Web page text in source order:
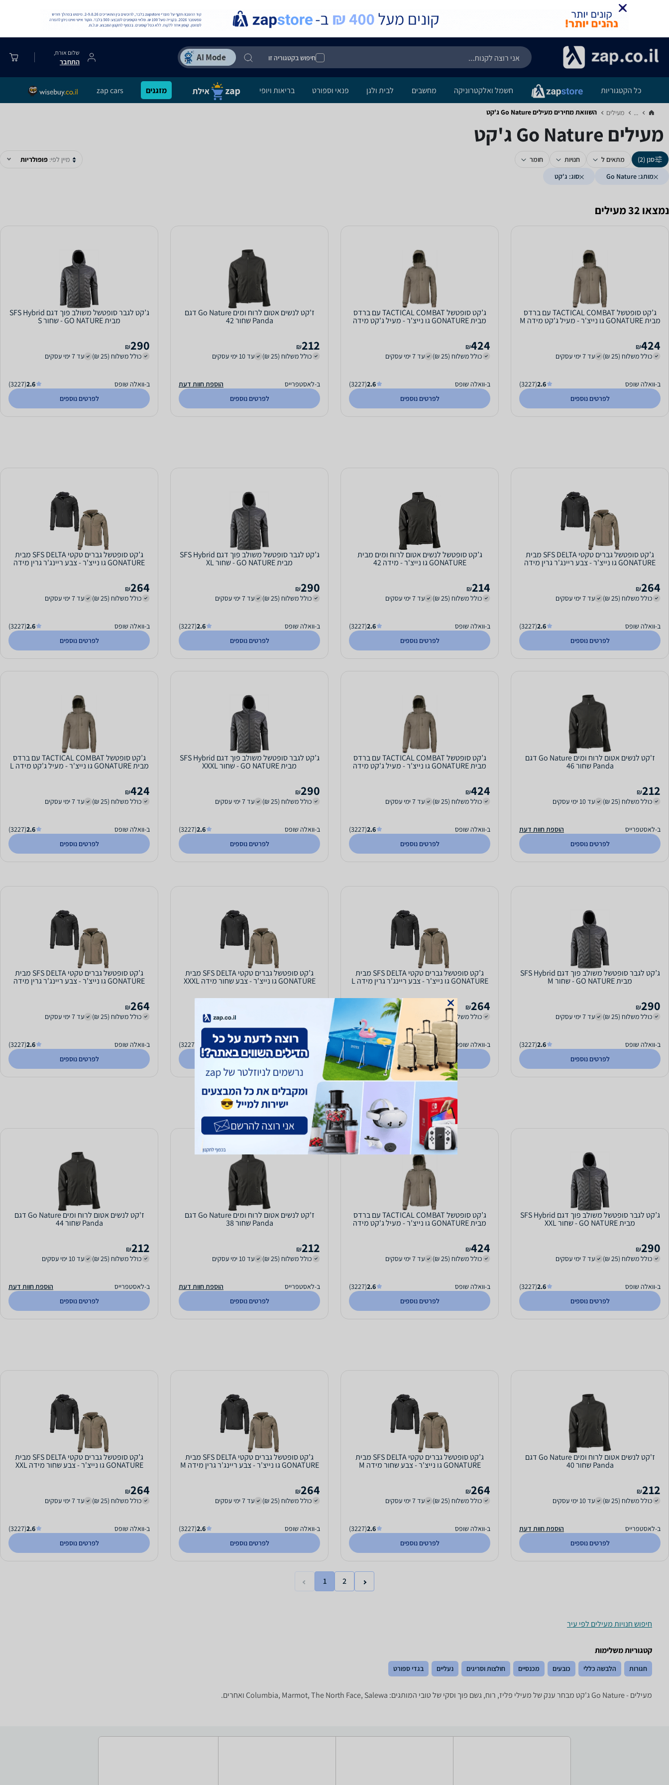
חיפוש בקטגוריה זו
שלום אורח,
התחבר
כל הקטגוריות חשמל ואלקטרוניקה מחשבים לבית ולגן פנאי וספורט בריאות ויופי מזגנים zap cars
... מעילים‏ השוואת מחירים מעילים ‏Go Nature ‏ג'קט
מעילים ‏Go Nature ‏ג'קט
סנן (2) מתאים ל חנויות
חומר
מותג: Go Nature
סוג: ג'קט
מיין לפי: פופולריות
נמצאו 32 מעילים
ג’קט סופטשל TACTICAL COMBAT עם ברדס
מבית GONATURE גו נייצ'ר - מעיל ג'קט מידה M
424
₪
כולל משלוח (25 ₪)
עד 7 ימי עסקים
ב-וואלה שופס 2.6
(3227)
לפרטים נוספים
ג’קט סופטשל TACTICAL COMBAT עם ברדס
מבית GONATURE גו נייצ'ר - מעיל ג'קט מידה
424
₪
כולל משלוח (25 ₪)
עד 7 ימי עסקים
ב-וואלה שופס 2.6
(3227)
לפרטים נוספים
ז'קט לנשים אטום לרוח ומים Go Nature דגם
Panda שחור 42
212
₪
כולל משלוח (25 ₪)
עד 10 ימי עסקים
ב-לאסטפרייס
הוספת חוות דעת
לפרטים נוספים
ג’קט לגבר סופטשל משולב פוך דגם SFS Hybrid
מבית GO NATURE - שחור S
290
₪
כולל משלוח (25 ₪)
עד 7 ימי עסקים
ב-וואלה שופס 2.6
(3227)
לפרטים נוספים
ג’קט סופטשל גברים טקטי SFS DELTA מבית
GONATURE גו נייצ'ר - צבע ריינג'ר גרין מידה
264
₪
כולל משלוח (25 ₪)
עד 7 ימי עסקים
ב-וואלה שופס 2.6
(3227)
לפרטים נוספים
ג’קט סופטשל לנשים אטום לרוח ומים מבית
GONATURE גו נייצ'ר - מידה 42
214
₪
כולל משלוח (25 ₪)
עד 7 ימי עסקים
ב-וואלה שופס 2.6
(3227)
לפרטים נוספים
ג’קט לגבר סופטשל משולב פוך דגם SFS Hybrid
מבית GO NATURE - שחור XL
290
₪
כולל משלוח (25 ₪)
עד 7 ימי עסקים
ב-וואלה שופס 2.6
(3227)
לפרטים נוספים
ג’קט סופטשל גברים טקטי SFS DELTA מבית
GONATURE גו נייצ'ר - צבע ריינג'ר גרין מידה
264
₪
כולל משלוח (25 ₪)
עד 7 ימי עסקים
ב-וואלה שופס 2.6
(3227)
לפרטים נוספים
ז'קט לנשים אטום לרוח ומים Go Nature דגם
Panda שחור 46
212
₪
כולל משלוח (25 ₪)
עד 10 ימי עסקים
ב-לאסטפרייס
הוספת חוות דעת
לפרטים נוספים
ג’קט סופטשל TACTICAL COMBAT עם ברדס
מבית GONATURE גו נייצ'ר - מעיל ג'קט מידה
424
₪
כולל משלוח (25 ₪)
עד 7 ימי עסקים
ב-וואלה שופס 2.6
(3227)
לפרטים נוספים
ג’קט לגבר סופטשל משולב פוך דגם SFS Hybrid
מבית GO NATURE - שחור XXXL
290
₪
כולל משלוח (25 ₪)
עד 7 ימי עסקים
ב-וואלה שופס 2.6
(3227)
לפרטים נוספים
ג’קט סופטשל TACTICAL COMBAT עם ברדס
מבית GONATURE גו נייצ'ר - מעיל ג'קט מידה L
424
₪
כולל משלוח (25 ₪)
עד 7 ימי עסקים
ב-וואלה שופס 2.6
(3227)
לפרטים נוספים
ג’קט לגבר סופטשל משולב פוך דגם SFS Hybrid
מבית GO NATURE - שחור M
290
₪
כולל משלוח (25 ₪)
עד 7 ימי עסקים
ב-וואלה שופס 2.6
(3227)
לפרטים נוספים
ג’קט סופטשל גברים טקטי SFS DELTA מבית
GONATURE גו נייצ'ר - צבע ריינג'ר גרין מידה L
264
₪
כולל משלוח (25 ₪)
ב-וואלה שופס 2.6
(3227)
לפרטים נוספים
ג’קט סופטשל גברים טקטי SFS DELTA מבית
GONATURE גו נייצ'ר - צבע שחור מידה XXXL
ב-וואלה שופס 2.6
לפרטים נוספים
ג’קט סופטשל גברים טקטי SFS DELTA מבית
GONATURE גו נייצ'ר - צבע ריינג'ר גרין מידה
264
₪
כולל משלוח (25 ₪)
עד 7 ימי עסקים
ב-וואלה שופס 2.6
(3227)
לפרטים נוספים
ג’קט לגבר סופטשל משולב פוך דגם SFS Hybrid
מבית GO NATURE - שחור XXL
290
₪
כולל משלוח (25 ₪)
עד 7 ימי עסקים
ב-וואלה שופס 2.6
(3227)
לפרטים נוספים
ג’קט סופטשל TACTICAL COMBAT עם ברדס
מבית GONATURE גו נייצ'ר - מעיל ג'קט מידה
424
₪
כולל משלוח (25 ₪)
עד 7 ימי עסקים
ב-וואלה שופס 2.6
(3227)
לפרטים נוספים
ז'קט לנשים אטום לרוח ומים Go Nature דגם
Panda שחור 38
212
₪
כולל משלוח (25 ₪)
עד 10 ימי עסקים
ב-לאסטפרייס
הוספת חוות דעת
לפרטים נוספים
ז'קט לנשים אטום לרוח ומים Go Nature דגם
Panda שחור 44
212
₪
כולל משלוח (25 ₪)
עד 10 ימי עסקים
ב-לאסטפרייס
הוספת חוות דעת
לפרטים נוספים
ז'קט לנשים אטום לרוח ומים Go Nature דגם
Panda שחור 40
212
₪
כולל משלוח (25 ₪)
עד 10 ימי עסקים
ב-לאסטפרייס
הוספת חוות דעת
לפרטים נוספים
ג’קט סופטשל גברים טקטי SFS DELTA מבית
GONATURE גו נייצ'ר - צבע שחור מידה M
264
₪
כולל משלוח (25 ₪)
עד 7 ימי עסקים
ב-וואלה שופס 2.6
(3227)
לפרטים נוספים
ג’קט סופטשל גברים טקטי SFS DELTA מבית
GONATURE גו נייצ'ר - צבע ריינג'ר גרין מידה M
264
₪
כולל משלוח (25 ₪)
עד 7 ימי עסקים
ב-וואלה שופס 2.6
(3227)
לפרטים נוספים
ג’קט סופטשל גברים טקטי SFS DELTA מבית
GONATURE גו נייצ'ר - צבע שחור מידה XXL
264
₪
כולל משלוח (25 ₪)
עד 7 ימי עסקים
ב-וואלה שופס 2.6
(3227)
לפרטים נוספים
1 2
חיפוש חנויות מעילים לפי עיר
קטגוריות משלימות
חגורות הלבשה כללי כובעים מכנסיים חולצות וסריגים נעליים בגדי ספורט
מעילים - ‏Go Nature ‏ג'קט מבחר ענק של מעילי פליז, רוח, גשם פוך וסקי של טובי המותגים: Columbia, Marmot, The North Face, Salewa ואחרים.